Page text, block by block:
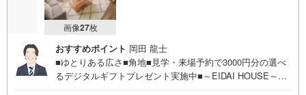
画像27枚
おすすめポイント 岡田 龍士
■ゆとりある広さ■角地■見学・来場予約で3000円分の選べ
るデジタルギフトプレゼント実施中■～EIDAI HOUSE～仙